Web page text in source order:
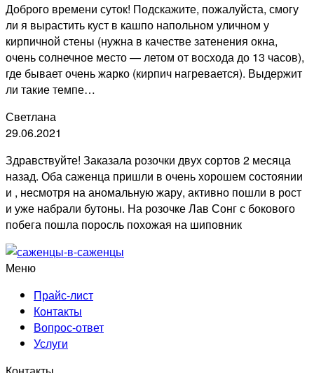
Доброго времени суток! Подскажите, пожалуйста, смогу
ли я вырастить куст в кашпо напольном уличном у
кирпичной стены (нужна в качестве затенения окна,
очень солнечное место — летом от восхода до 13 часов),
где бывает очень жарко (кирпич нагревается). Выдержит
ли такие темпе…
Светлана
29.06.2021
Здравствуйте! Заказала розочки двух сортов 2 месяца
назад. Оба саженца пришли в очень хорошем состоянии
и , несмотря на аномальную жару, активно пошли в рост
и уже набрали бутоны. На розочке Лав Сонг с бокового
побега пошла поросль похожая на шиповник
Меню
Прайс-лист
Контакты
Вопрос-ответ
Услуги